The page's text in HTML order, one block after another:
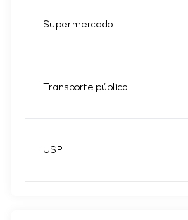
Supermercado
Transporte público
USP